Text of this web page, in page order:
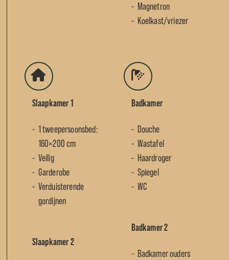
Magnetron
Koelkast/vriezer
Slaapkamer 1
1 tweepersoonsbed:
160×200 cm
Veilig
Garderobe
Verduisterende
gordijnen
Slaapkamer 2
Badkamer
Douche
Wastafel
Haardroger
Spiegel
WC
Badkamer 2
Badkamer ouders